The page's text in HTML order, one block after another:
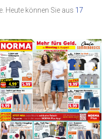
Heute können Sie aus 17